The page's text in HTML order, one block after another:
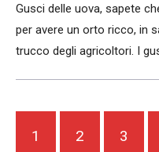
Gusci delle uova, sapete
per avere un orto ricco, in
trucco degli agricoltori. I
1 2 3